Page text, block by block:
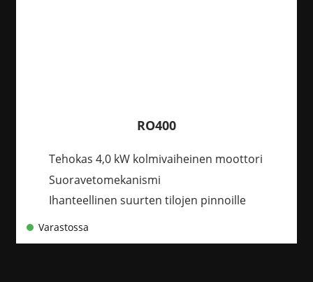
RO400
Tehokas 4,0 kW kolmivaiheinen moottori
Suoravetomekanismi
Ihanteellinen suurten tilojen pinnoille
Varastossa